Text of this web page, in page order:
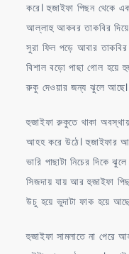
করে। হুজাইফা পিছন থেকে
আল্লাহু আকবর তাকবির
সুরা ফিল পড়ে আবার
বিশাল বড়ো পাছা গোল হয়ে
রুকু দেওয়ার জন্য ঝুলে আছে।
হুজাইফা রুকুতে থাকা
আহহ করে উঠে। হুজাইফার
ভারি পাছাটা নিচের দিকে
সিজদায় যায় আর হুজাইফা
উচু হয়ে ভুদাটা ফাক হয়ে
হুজাইফা সামলাতে না